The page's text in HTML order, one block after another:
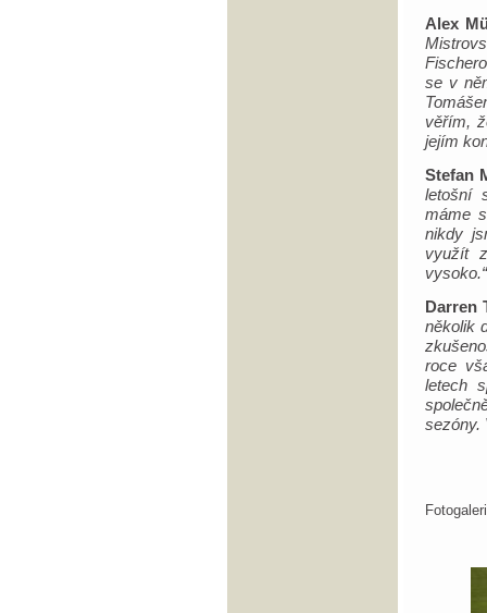
Alex
se v
věřím,
jejím
Stefan
letošní
máme
nikdy
využít
vysoko.“
Darren
několik
roce
letech
sezóny.